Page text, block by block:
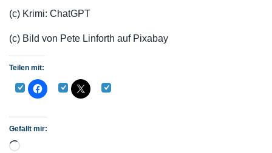
(c) Krimi: ChatGPT
(c) Bild von Pete Linforth auf Pixabay
Teilen mit:
Gefällt mir:
Wird geladen …